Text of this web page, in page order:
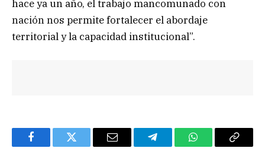
hace ya un año, el trabajo mancomunado con
nación nos permite fortalecer el abordaje
territorial y la capacidad institucional”.
FacebookTwitter Email TelegramWhatsAppCopy